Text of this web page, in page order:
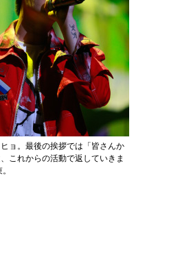
ョ。最後の挨拶では「皆さんか
これからの活動で返していきま